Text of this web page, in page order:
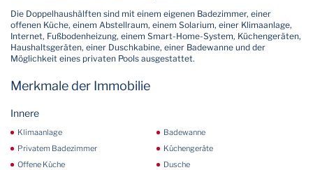
Die Doppelhaushälften sind mit einem eigenen Badezimmer, einer
offenen Küche, einem Abstellraum, einem Solarium, einer Klimaanlage,
Internet, Fußbodenheizung, einem Smart-Home-System, Küchengeräten,
Haushaltsgeräten, einer Duschkabine, einer Badewanne und der
Möglichkeit eines privaten Pools ausgestattet.
Merkmale der Immobilie
Innere
Klimaanlage
Badewanne
Privatem Badezimmer
Küchengeräte
Offene Küche
Dusche